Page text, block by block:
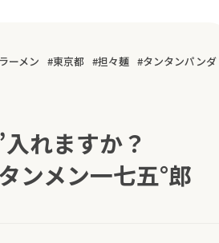
ラーメン 東京都 担々麺 タンタンパンダ
れますか？
ンメン一七五°郎